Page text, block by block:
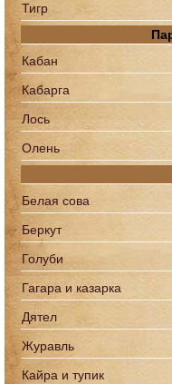
Тигр
Кабан
Кабарга
Лось
Олень
Белая сова
Беркут
Голуби
Гагара и казарка
Дятел
Журавль
Кайра и тупик